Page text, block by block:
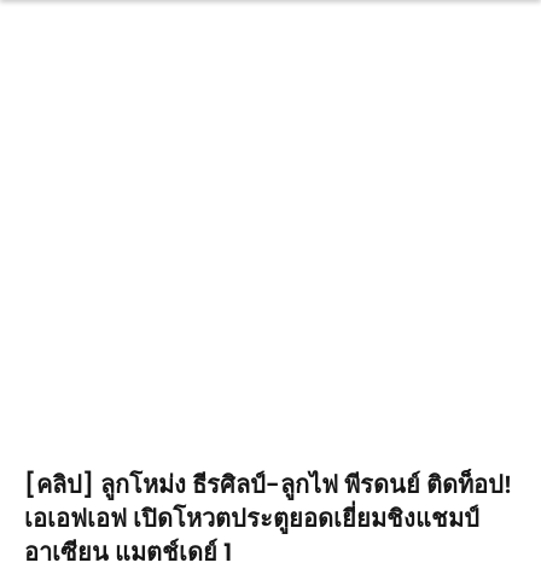
[คลิป] ลูกโหม่ง ธีรศิลป์-ลูกไฟ พีรดนย์ ติดท็อป!
เอเอฟเอฟ เปิดโหวตประตูยอดเยี่ยมชิงแชมป์
อาเซียน แมตช์เดย์ 1